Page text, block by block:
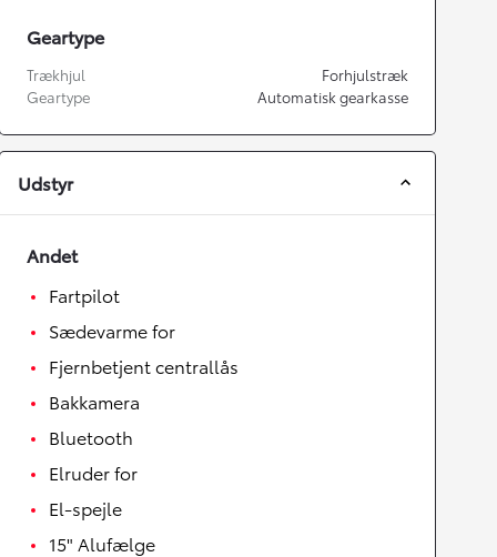
Geartype
Trækhjul
Forhjulstræk
Geartype
Automatisk gearkasse
Udstyr
Andet
Fartpilot
Sædevarme for
Fjernbetjent centrallås
Bakkamera
Bluetooth
Elruder for
El-spejle
15" Alufælge